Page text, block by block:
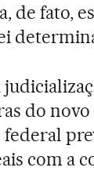
de fato,
do
com a